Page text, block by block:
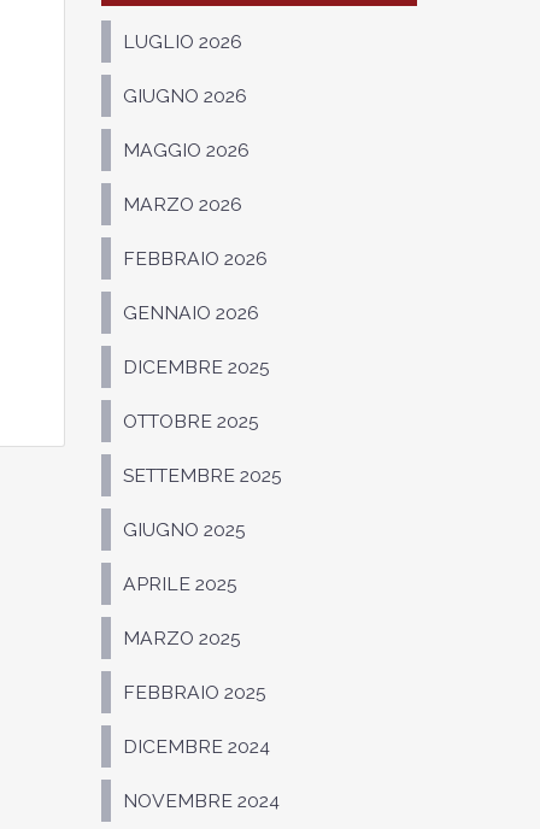
LUGLIO 2026
GIUGNO 2026
MAGGIO 2026
MARZO 2026
FEBBRAIO 2026
GENNAIO 2026
DICEMBRE 2025
OTTOBRE 2025
SETTEMBRE 2025
GIUGNO 2025
APRILE 2025
MARZO 2025
FEBBRAIO 2025
DICEMBRE 2024
NOVEMBRE 2024